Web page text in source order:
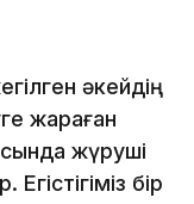
әкейдің
жараған
жүруші
бір